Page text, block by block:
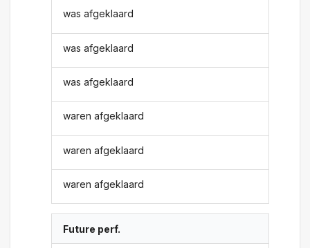
was afgeklaard
was afgeklaard
was afgeklaard
waren afgeklaard
waren afgeklaard
waren afgeklaard
Future perf.